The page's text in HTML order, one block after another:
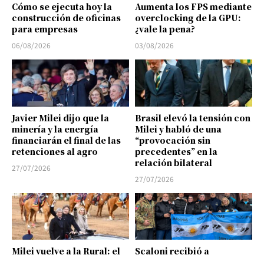
Cómo se ejecuta hoy la
construcción de oficinas
para empresas
06/08/2026
Aumenta los FPS mediante
overclocking de la GPU:
¿vale la pena?
03/08/2026
Javier Milei dijo que la
minería y la energía
financiarán el final de las
retenciones al agro
27/07/2026
Brasil elevó la tensión con
Milei y habló de una
“provocación sin
precedentes” en la
relación bilateral
27/07/2026
Milei vuelve a la Rural: el Scaloni recibió a